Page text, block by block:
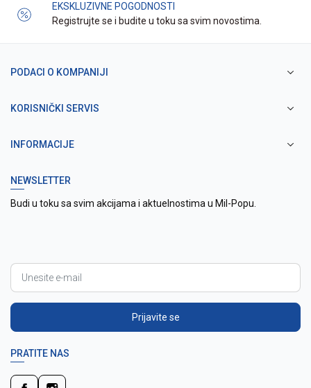
EKSKLUZIVNE POGODNOSTI
Registrujte se i budite u toku sa svim novostima.
PODACI O KOMPANIJI
KORISNIČKI SERVIS
INFORMACIJE
NEWSLETTER
Budi u toku sa svim akcijama i aktuelnostima u Mil-Popu.
Prijavite se
PRATITE NAS